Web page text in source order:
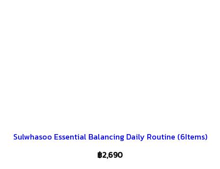
Sulwhasoo Essential Balancing Daily Routine (6Items)
฿2,690